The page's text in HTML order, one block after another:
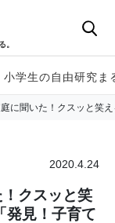
。
小学生の自由研究ま
に聞いた！クスッと笑
2020.4.24
クスッと笑
発見！子育て